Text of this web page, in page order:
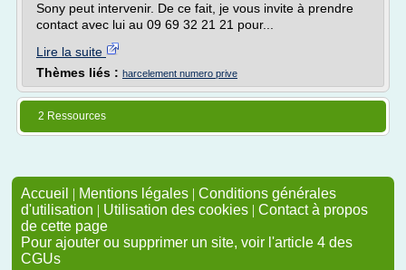
Sony peut intervenir. De ce fait, je vous invite à prendre
contact avec lui au 09 69 32 21 21 pour...
Lire la suite
Thèmes liés : harcelement numero prive
2 Ressources
Accueil | Mentions légales | Conditions générales
d'utilisation | Utilisation des cookies | Contact à propos
de cette page
Pour ajouter ou supprimer un site, voir l'article 4 des
CGUs